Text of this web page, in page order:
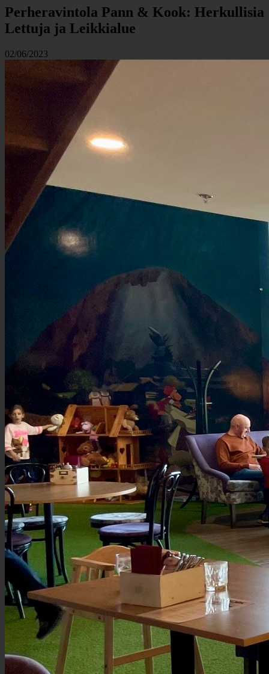
Perheravintola Pann & Kook: Herkullisia
Lettuja ja Leikkialue
02/06/2023